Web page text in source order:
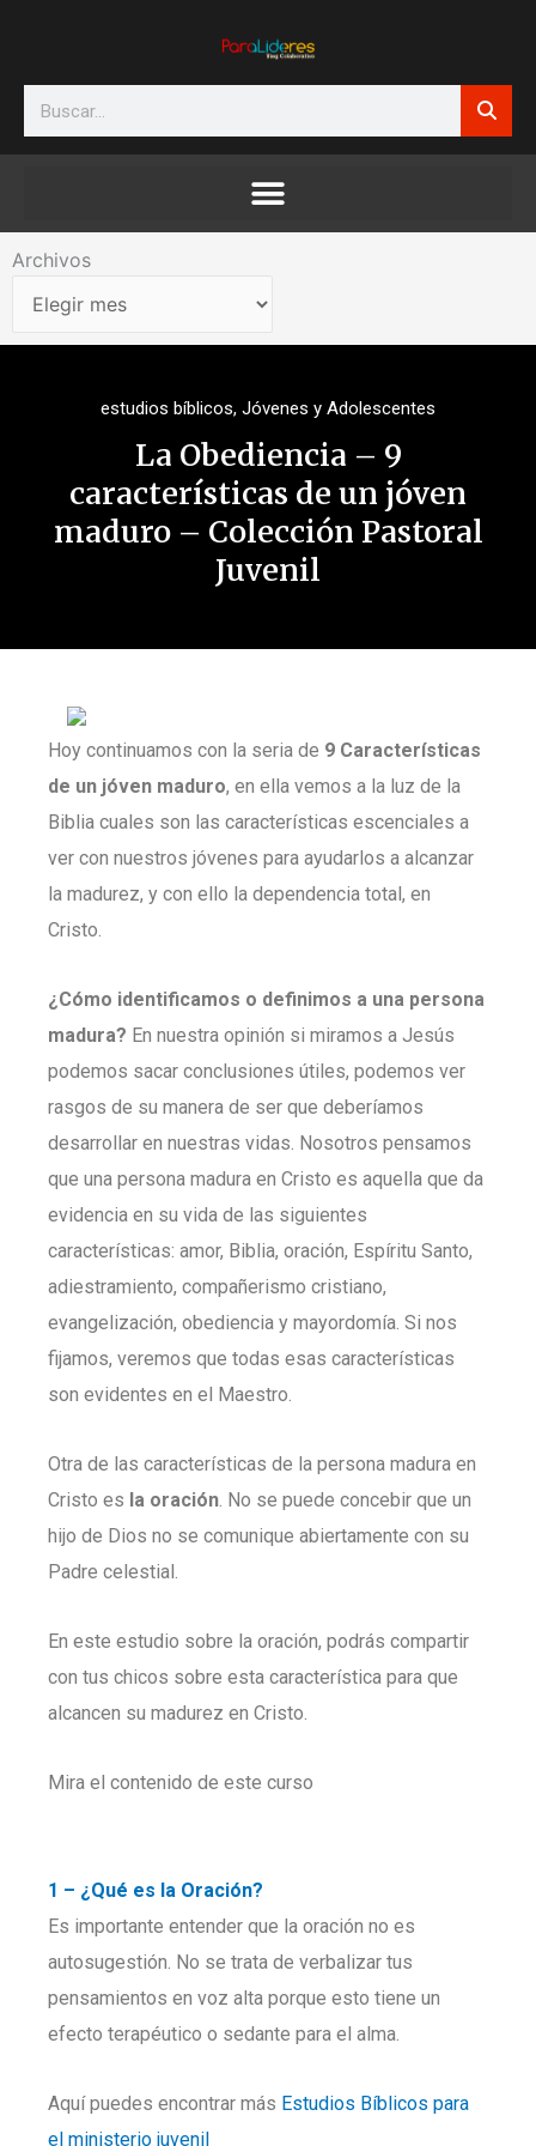
Search
Archivos
Archivos
estudios bíblicos, Jóvenes y Adolescentes
La Obediencia – 9
características de un jóven
maduro – Colección Pastoral
Juvenil
Hoy continuamos con la seria de 9 Características
de un jóven maduro, en ella vemos a la luz de la
Biblia cuales son las características escenciales a
ver con nuestros jóvenes para ayudarlos a alcanzar
la madurez, y con ello la dependencia total, en
Cristo.
¿Cómo identificamos o definimos a una persona
madura? En nuestra opinión si miramos a Jesús
podemos sacar conclusiones útiles, podemos ver
rasgos de su manera de ser que deberíamos
desarrollar en nuestras vidas. Nosotros pensamos
que una persona madura en Cristo es aquella que da
evidencia en su vida de las siguientes
características: amor, Biblia, oración, Espíritu Santo,
adiestramiento, compañerismo cristiano,
evangelización, obediencia y mayordomía. Si nos
fijamos, veremos que todas esas características
son evidentes en el Maestro.
Otra de las características de la persona madura en
Cristo es la oración. No se puede concebir que un
hijo de Dios no se comunique abiertamente con su
Padre celestial.
En este estudio sobre la oración, podrás compartir
con tus chicos sobre esta característica para que
alcancen su madurez en Cristo.
Mira el contenido de este curso
1 – ¿Qué es la Oración?
Es importante entender que la oración no es
autosugestión. No se trata de verbalizar tus
pensamientos en voz alta porque esto tiene un
efecto terapéutico o sedante para el alma.
Aquí puedes encontrar más Estudios Bíblicos para
el ministerio juvenil